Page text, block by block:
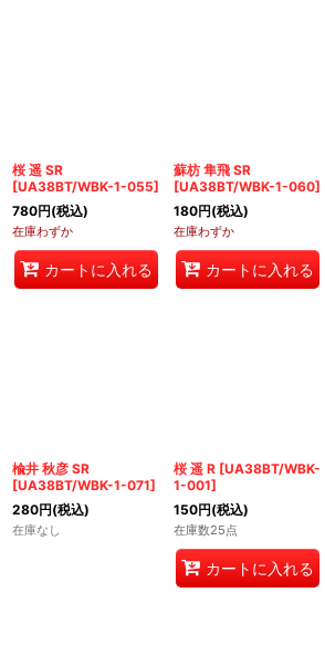
桜 遥 SR
[UA38BT/WBK-1-055]
780円(税込)
在庫わずか
カートに入れる
蘇枋 隼飛 SR
[UA38BT/WBK-1-060]
180円(税込)
在庫わずか
カートに入れる
楡井 秋彦 SR
[UA38BT/WBK-1-071]
280円(税込)
在庫なし
桜 遥 R [UA38BT/WBK-
1-001]
150円(税込)
在庫数25点
カートに入れる